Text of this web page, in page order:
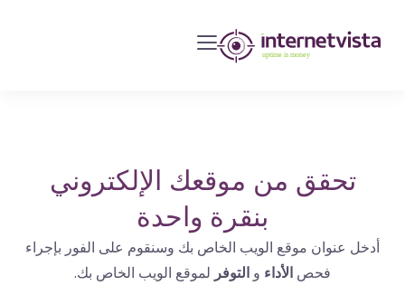
مراقبة
مواقع
الويب
الإنترنت
تحقق من موقعك الإلكتروني
بنقرة واحدة
أدخل عنوان موقع الويب الخاص بك وسنقوم على الفور بإجراء
فحصالأداءو التوفرلموقع الويب الخاص بك.